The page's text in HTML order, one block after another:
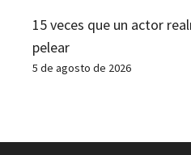
15 veces que un actor
pelear
5 de agosto de 2026